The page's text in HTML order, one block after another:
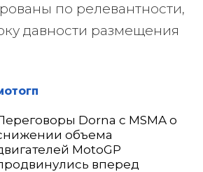
по релевантности,
давности размещения
Dorna с MSMA о
объема
MotoGP
вперед